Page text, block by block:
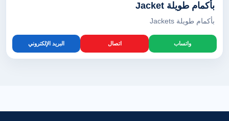
بأكمام طويلة Jacket
بأكمام طويلة Jackets
واتساب اتصال البريد الإلكتروني